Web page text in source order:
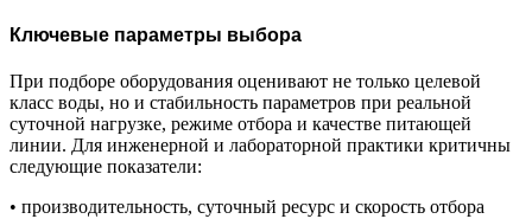
Ключевые параметры выбора
При подборе оборудования оценивают не только целевой
класс воды, но и стабильность параметров при реальной
суточной нагрузке, режиме отбора и качестве питающей
линии. Для инженерной и лабораторной практики критичны
следующие показатели:
• производительность, суточный ресурс и скорость отбора